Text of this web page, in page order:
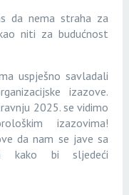
da nema straha za
niti za budućnost
uspješno savladali
izazove.
2025. se vidimo
izazovima!
da nam se jave sa
kako bi sljedeći